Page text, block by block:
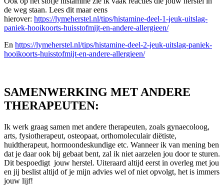
de weg staan. Lees dit maar eens
hierover: https://lymeherstel.nl/tips/histamine-deel-1-jeuk-uitslag-
paniek-hooikoorts-huisstofmijt-en-andere-allergieen/
En https://lymeherstel.nl/tips/histamine-deel-2-jeuk-uitslag-paniek-
hooikoorts-huisstofmijt-en-andere-allergieen/
SAMENWERKING MET ANDERE
THERAPEUTEN:
Ik werk graag samen met andere therapeuten, zoals gynaecoloog,
arts, fysiotherapeut, osteopaat, orthomoleculair diëtiste,
huidtherapeut, hormoondeskundige etc. Wanneer ik van mening ben
dat je daar ook bij gebaat bent, zal ik niet aarzelen jou door te sturen.
Dit bespoedigt jouw herstel. Uiteraard altijd eerst in overleg met jou
en jij beslist altijd of je mijn advies wel of niet opvolgt, het is immers
jouw lijf!